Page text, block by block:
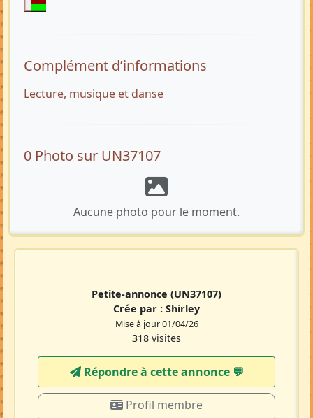
Complément d’informations
Lecture, musique et danse
0 Photo sur UN37107
Aucune photo pour le moment.
Petite-annonce (UN37107)
Crée par : Shirley
Mise à jour 01/04/26
318 visites
Répondre à cette annonce 💬​
Profil membre